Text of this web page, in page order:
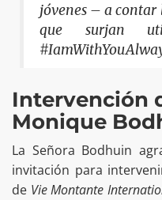
jóvenes – a contar
que surjan
Intervención
Monique
La Señora Bodhuin
invitación para
de Vie Montante